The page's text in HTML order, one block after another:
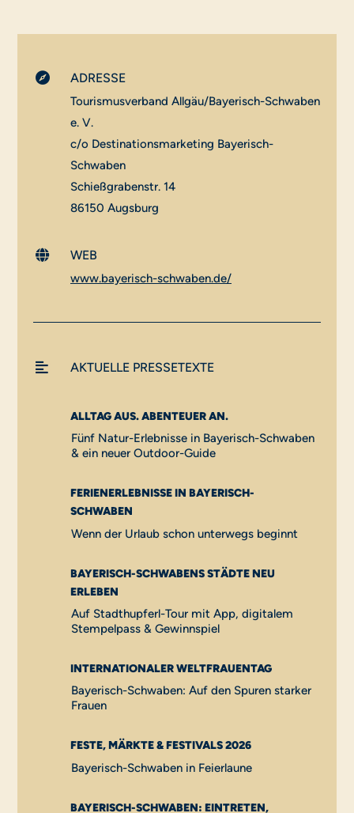
 ADRESSE
Tourismusverband Allgäu/Bayerisch-Schwaben
e. V.
c/o Destinationsmarketing Bayerisch-
Schwaben
Schießgrabenstr. 14
86150 Augsburg
 WEB
www.bayerisch-schwaben.de/
 AKTUELLE PRESSETEXTE
ALLTAG AUS. ABENTEUER AN.
Fünf Natur-Erlebnisse in Bayerisch-Schwaben
& ein neuer Outdoor-Guide
FERIENERLEBNISSE IN BAYERISCH-
SCHWABEN
Wenn der Urlaub schon unterwegs beginnt
BAYERISCH-SCHWABENS STÄDTE NEU
ERLEBEN
Auf Stadthupferl-Tour mit App, digitalem
Stempelpass & Gewinnspiel
INTERNATIONALER WELTFRAUENTAG
Bayerisch-Schwaben: Auf den Spuren starker
Frauen
FESTE, MÄRKTE & FESTIVALS 2026
Bayerisch-Schwaben in Feierlaune
BAYERISCH-SCHWABEN: EINTRETEN,